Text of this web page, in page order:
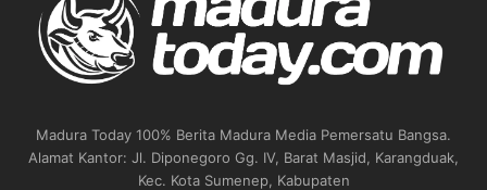
Madura Today 100% Berita Madura Media Pemersatu Bangsa.
Alamat Kantor: Jl. Diponegoro Gg. IV, Barat Masjid, Karangduak,
Kec. Kota Sumenep, Kabupaten